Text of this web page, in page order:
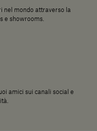
nel mondo attraverso la
e showrooms.
amici sui canali social e